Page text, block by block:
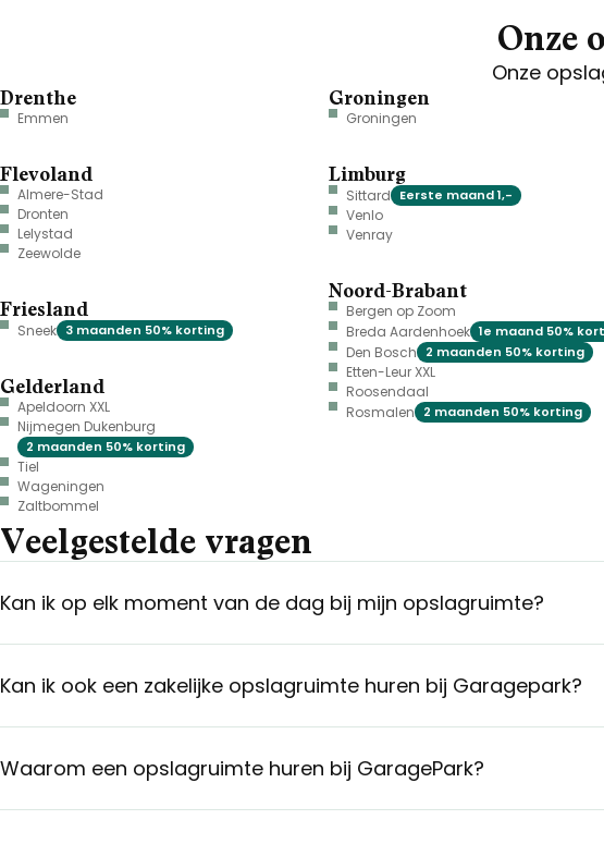
Onze
Onze
Drenthe
Emmen
Flevoland
Almere-Stad
Dronten
Lelystad
Zeewolde
Friesland
Sneek 3 maanden 50% korting
Gelderland
Apeldoorn XXL
Nijmegen Dukenburg
2 maanden 50% korting
Tiel
Wageningen
Zaltbommel
Groningen
Groningen
Limburg
Sittard Eerste maand 1,-
Venlo
Venray
Noord-Brabant
Bergen op Zoom
Breda Aardenhoek 1e maand 50%
Den Bosch 2 maanden 50% korting
Etten-Leur XXL
Roosendaal
Rosmalen
2 maanden 50% korting
Veelgestelde vragen
Kan ik op elk moment van de dag bij mijn opslagruimte?
Kan ik ook een zakelijke opslagruimte huren bij Garagepark?
Waarom een opslagruimte huren bij GaragePark?